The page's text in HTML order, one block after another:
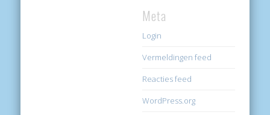
Meta
Login
Vermeldingen feed
Reacties feed
WordPress.org